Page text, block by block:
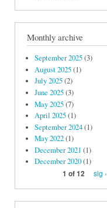
Monthly archive
September 2025(3)
August 2025(1)
July 2025(2)
June 2025(3)
May 2025(7)
April 2025(1)
September 2024(1)
May 2022(1)
December 2021 (1)
December 2020(1)
1 of 12
sig ›